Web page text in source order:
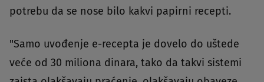
potrebu da se nose bilo kakvi papirni recepti.
"Samo uvođenje e-recepta je dovelo do uštede
veće od 30 miliona dinara, tako da takvi sistemi